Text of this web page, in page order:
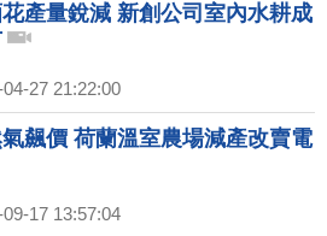
產量銳減 新創公司室內水耕成
04-27 21:22:00
飆價 荷蘭溫室農場減產改賣電
09-17 13:57:04